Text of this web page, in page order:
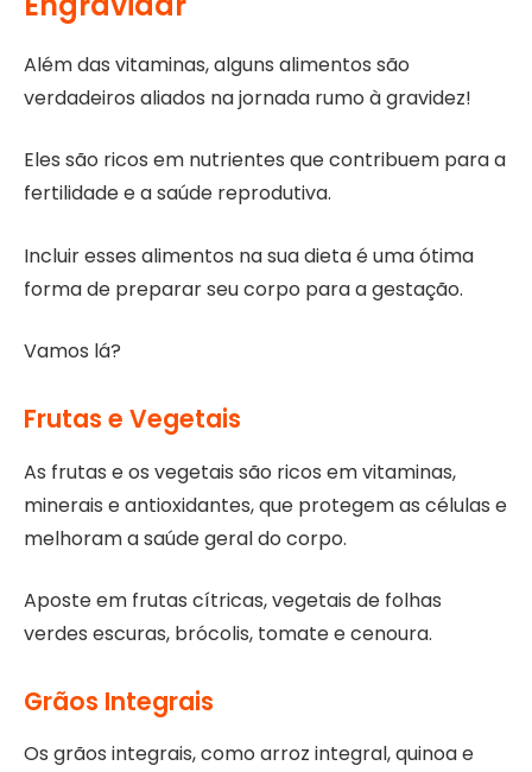
Além das vitaminas, alguns alimentos são
verdadeiros aliados na jornada rumo à gravidez!
Eles são ricos em nutrientes que contribuem para a
fertilidade e a saúde reprodutiva.
Incluir esses alimentos na sua dieta é uma ótima
forma de preparar seu corpo para a gestação.
Vamos lá?
Frutas e Vegetais
As frutas e os vegetais são ricos em vitaminas,
minerais e antioxidantes, que protegem as células e
melhoram a saúde geral do corpo.
Aposte em frutas cítricas, vegetais de folhas
verdes escuras, brócolis, tomate e cenoura.
Grãos Integrais
Os grãos integrais, como arroz integral, quinoa e